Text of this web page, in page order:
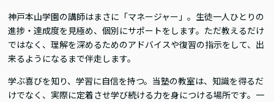
神戸本山学園の講師はまさに「マネージャー」。生徒一人ひとりの
進捗・達成度を見極め、個別にサポートをします。ただ教えるだけ
ではなく、理解を深めるためのアドバイスや復習の指示をして、出
来るようになるまで伴走します。
学ぶ喜びを知り、学習に自信を持つ。当塾の教室は、知識を得るだ
けでなく、実際に定着させ学び続ける力を身につける場所です。一